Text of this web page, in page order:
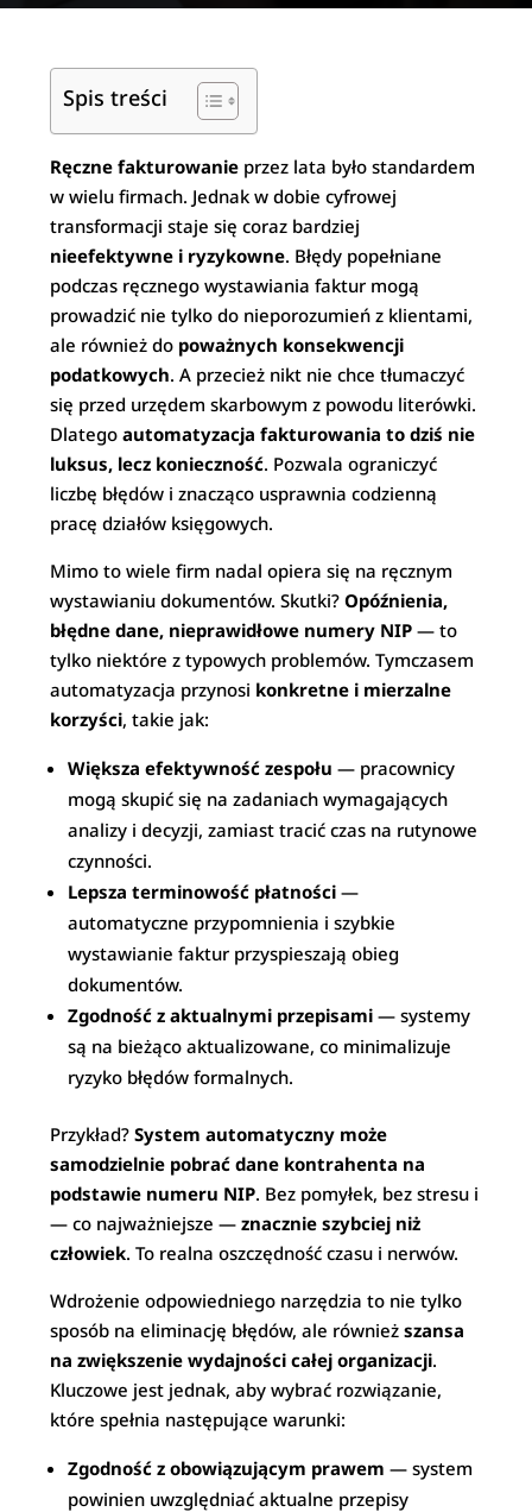
Spis treści
Ręczne fakturowanie przez lata było standardem
w wielu firmach. Jednak w dobie cyfrowej
transformacji staje się coraz bardziej
nieefektywne i ryzykowne. Błędy popełniane
podczas ręcznego wystawiania faktur mogą
prowadzić nie tylko do nieporozumień z klientami,
ale również do poważnych konsekwencji
podatkowych. A przecież nikt nie chce tłumaczyć
się przed urzędem skarbowym z powodu literówki.
Dlategoautomatyzacja fakturowania to dziś nie
luksus, lecz konieczność. Pozwala ograniczyć
liczbę błędów i znacząco usprawnia codzienną
pracę działów księgowych.
Mimo to wiele firm nadal opiera się na ręcznym
wystawianiu dokumentów. Skutki?Opóźnienia,
błędne dane, nieprawidłowe numery NIP — to
tylko niektóre z typowych problemów. Tymczasem
automatyzacja przynosi konkretne i mierzalne
korzyści, takie jak:
Większa efektywność zespołu — pracownicy
mogą skupić się na zadaniach wymagających
analizy i decyzji, zamiast tracić czas na rutynowe
czynności.
Lepsza terminowość płatności —
automatyczne przypomnienia i szybkie
wystawianie faktur przyspieszają obieg
dokumentów.
Zgodność z aktualnymi przepisami — systemy
są na bieżąco aktualizowane, co minimalizuje
ryzyko błędów formalnych.
Przykład?System automatyczny może
samodzielnie pobrać dane kontrahenta na
podstawie numeru NIP. Bez pomyłek, bez stresu i
— co najważniejsze —znacznie szybciej niż
człowiek. To realna oszczędność czasu i nerwów.
Wdrożenie odpowiedniego narzędzia to nie tylko
sposób na eliminację błędów, ale równieższansa
na zwiększenie wydajności całej organizacji.
Kluczowe jest jednak, aby wybrać rozwiązanie,
które spełnia następujące warunki:
Zgodność z obowiązującym prawem — system
powinien uwzględniać aktualne przepisy